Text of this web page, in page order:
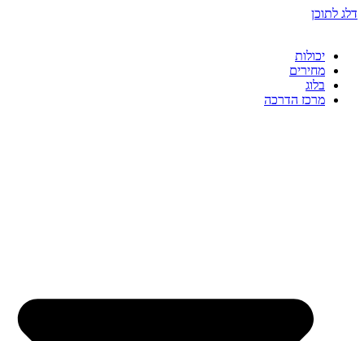
דלג לתוכן
יכולות
מחירים
בלוג
מרכז הדרכה